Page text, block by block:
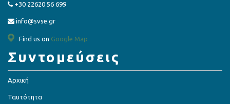
+30 22620 56 699
info@svse.gr
Find us on Google Map
Συντομεύσεις
Αρχική
Ταυτότητα